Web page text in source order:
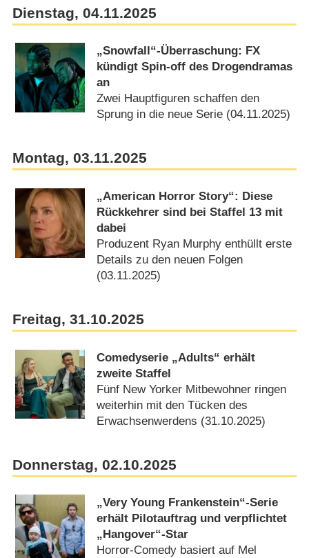
Dienstag, 04.11.2025
„Snowfall“-Überraschung: FX
kündigt Spin-off des Drogendramas
an
Zwei Hauptfiguren schaffen den
Sprung in die neue Serie (04.11.2025)
Montag, 03.11.2025
„American Horror Story“: Diese
Rückkehrer sind bei Staffel 13 mit
dabei
Produzent Ryan Murphy enthüllt erste
Details zu den neuen Folgen
(03.11.2025)
Freitag, 31.10.2025
Comedyserie „Adults“ erhält
zweite Staffel
Fünf New Yorker Mitbewohner ringen
weiterhin mit den Tücken des
Erwachsenwerdens (31.10.2025)
Donnerstag, 02.10.2025
„Very Young Frankenstein“-Serie
erhält Pilotauftrag und verpflichtet
„Hangover“-Star
Horror-Comedy basiert auf Mel